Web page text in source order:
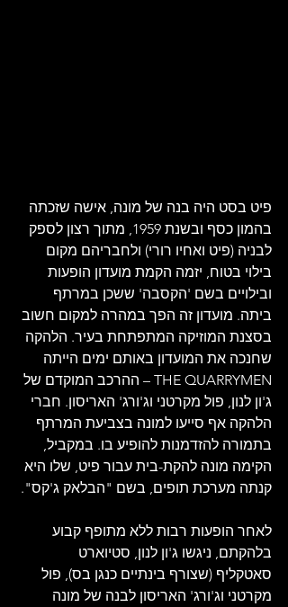
פיט בסט היה בנה של מונה, אישה שזכתה
בהמון כסף ובשנת 1959, מתוך רצון לספק
לבניה (פיט ואחיו רורי) ולחבריהם מקום
בילוי בטוח, יזמה הקמת מועדון הופעות
ובילויים בשם 'הקסבה' ששכן במרתף
ביתה. מועדון זה הפך במהרה למקום חשוב
בסצנת המוזיקה המתפתחת בעיר. הלהקה
שחנכה את המועדון באותם ימים הייתה
THE QUARRYMEN – ההרכב המוקדם של
ג'ון לנון, פול מקרטני וג'ורג' האריסון. חברי
הלהקה אף סייעו למונה בצביעת המרתף
בתמורה להזדמנות להופיע בו. במקביל,
הקימה מונה להקת-בית עבור פיט, שלו היא
קנתה מערכת תופים, בשם "הבלאק ג'קס".
לאחר הופעות רבות ללא מתופף קבוע
בלהקתם, ניגשו ג'ון לנון, סטיוארט
סאטקליף (שצורף בינתיים כנגן בס), פול
מקרטני וג'ורג' האריסון לבנה של מונה